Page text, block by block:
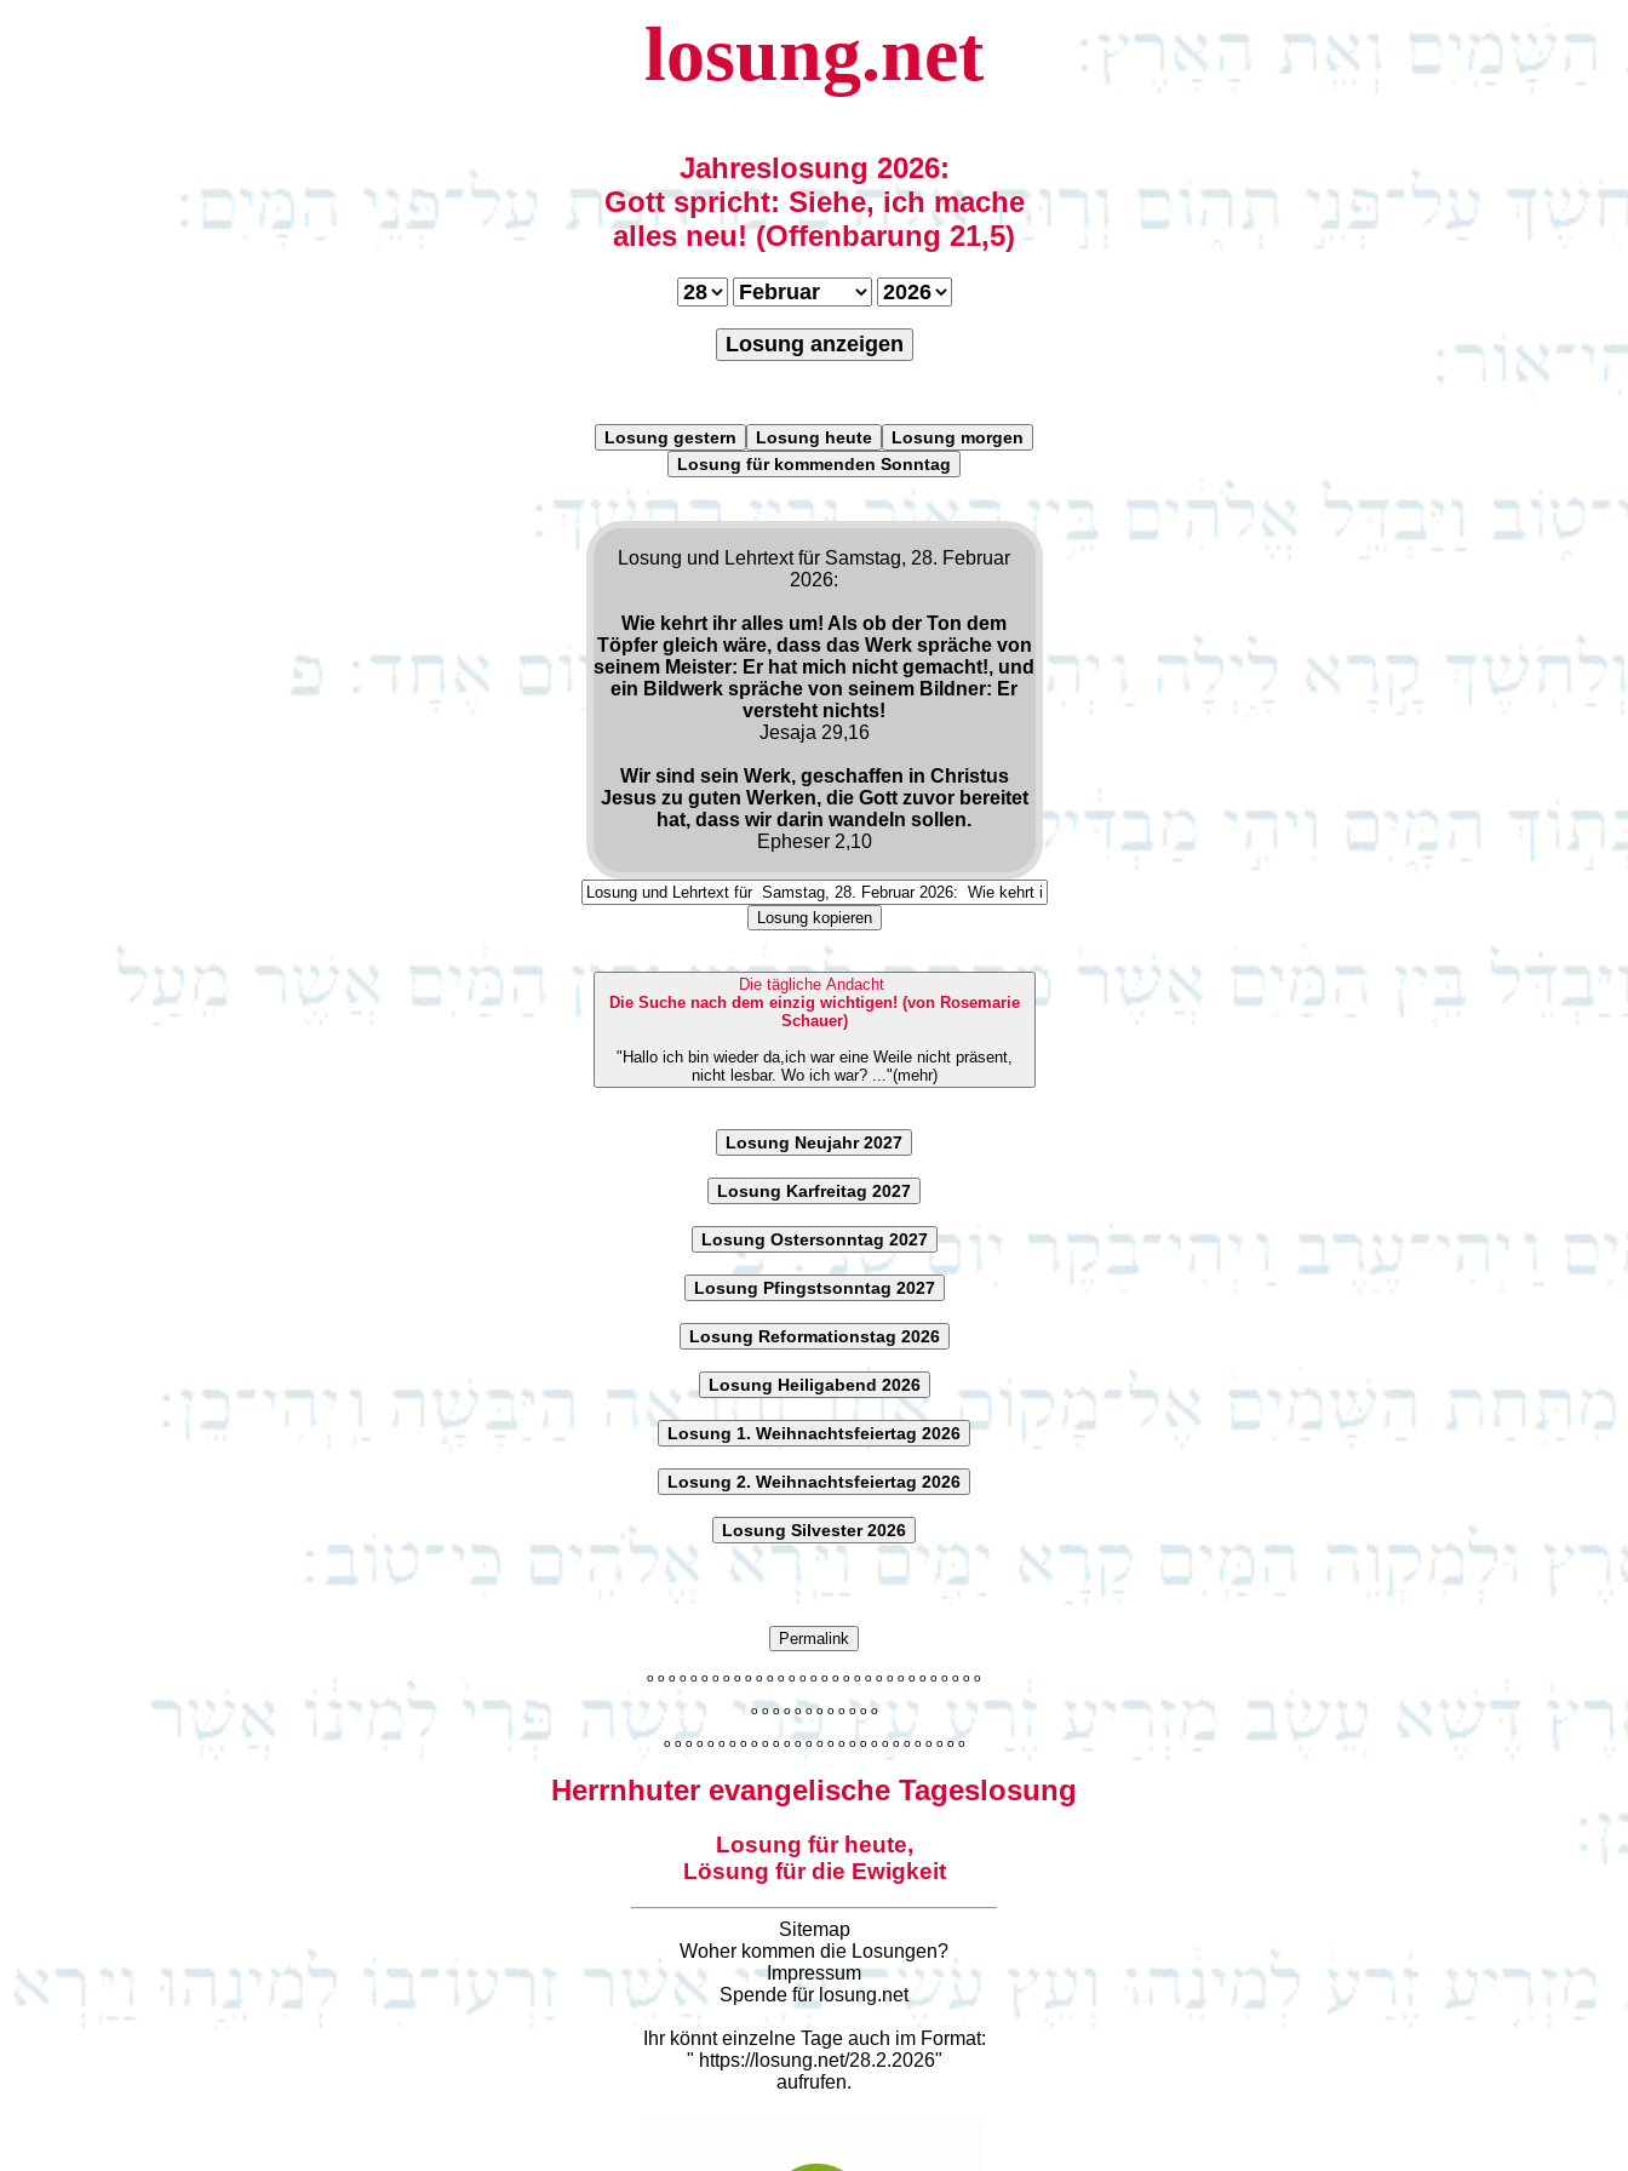
losung.net
Jahreslosung 2026:
Gott spricht: Siehe, ich mache
alles neu! (Offenbarung 21,5)
Losung anzeigen
Losung gestern Losung heute
Losung morgen
Losung für kommenden Sonntag
Losung und Lehrtext für Samstag, 28. Februar
2026:
Wie kehrt ihr alles um! Als ob der Ton dem
Töpfer gleich wäre, dass das Werk spräche von
seinem Meister: Er hat mich nicht gemacht!, und
ein Bildwerk spräche von seinem Bildner: Er
versteht nichts!
Jesaja 29,16
Wir sind sein Werk, geschaffen in Christus
Jesus zu guten Werken, die Gott zuvor bereitet
hat, dass wir darin wandeln sollen.
Epheser 2,10
Losung kopieren
Die tägliche Andacht
Die Suche nach dem einzig wichtigen! (von Rosemarie
Schauer)
"Hallo ich bin wieder da,ich war eine Weile nicht präsent,
nicht lesbar. Wo ich war? ..."(mehr)
Losung Neujahr 2027
Losung Karfreitag 2027
Losung Ostersonntag 2027
Losung Pfingstsonntag 2027
Losung Reformationstag 2026
Losung Heiligabend 2026
Losung 1. Weihnachtsfeiertag 2026
Losung 2. Weihnachtsfeiertag 2026
Losung Silvester 2026
Permalink
o o o o o o o o o o o o o o o o o o o o o o o o o o o o o o o
o o o o o o o o o o o o
o o o o o o o o o o o o o o o o o o o o o o o o o o o o
Herrnhuter evangelische Tageslosung
Losung für heute,
Lösung für die Ewigkeit
Sitemap
Woher kommen die Losungen?
Impressum
Spende für losung.net
Ihr könnt einzelne Tage auch im Format:
" https://losung.net/28.2.2026"
aufrufen.